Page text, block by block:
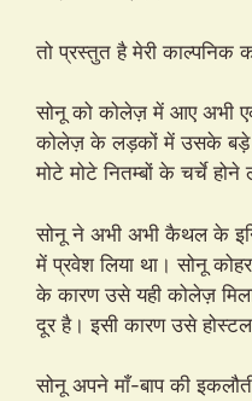
तो प्रस्तुत है मेरी काल्पनिक
सोनू को कोलेज़ में आए अभी
कोलेज़ के लड़कों में उसके बड़े
मोटे मोटे नितम्बों के चर्चे
सोनू ने अभी अभी कैथल के
में प्रवेश लिया था। सोनू
के कारण उसे यही कोलेज़
दूर है। इसी कारण उसे
सोनू अपने माँ-बाप की